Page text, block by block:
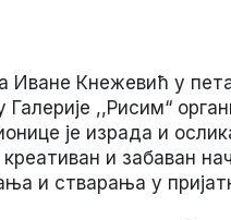
Кнежевић у
Галерије ,,Рисим“
је израда и
и забаван
и стварања у